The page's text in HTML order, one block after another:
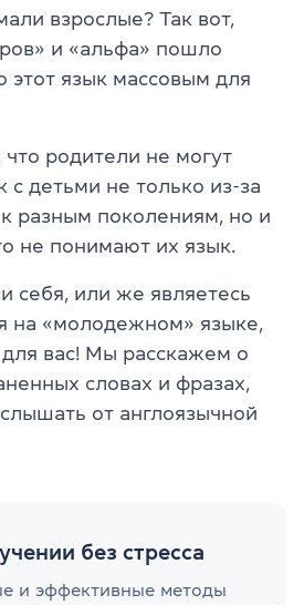
взрослые? Так вот,
и «альфа» пошло
этот язык массовым для
что родители не могут
с детьми не только из-за
разным поколениям, но и
не понимают их язык.
себя, или же являетесь
на «молодежном» языке,
для вас! Мы расскажем о
словах и фразах,
от англоязычной
без стресса
и эффективные методы